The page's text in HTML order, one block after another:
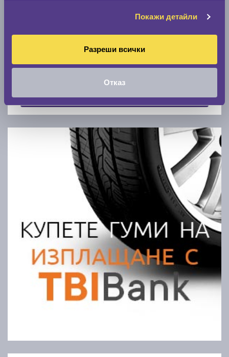
Покажи детайли
Разреши всички
Отказ
Покажи гуми